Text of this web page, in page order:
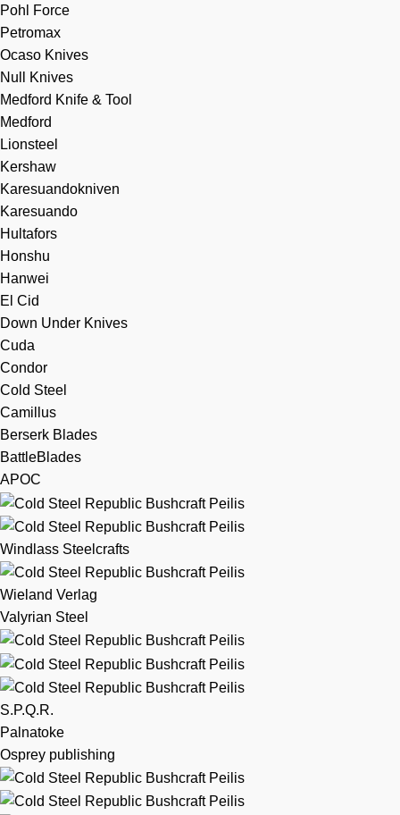
Pohl Force
Petromax
Ocaso Knives
Null Knives
Medford Knife & Tool
Medford
Lionsteel
Kershaw
Karesuandokniven
Karesuando
Hultafors
Honshu
Hanwei
El Cid
Down Under Knives
Cuda
Condor
Cold Steel
Camillus
Berserk Blades
BattleBlades
APOC
Windlass Steelcrafts
Wieland Verlag
Valyrian Steel
S.P.Q.R.
Palnatoke
Osprey publishing